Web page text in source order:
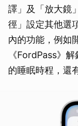
譯」及「放大鏡
徑」設定其他選
內的功能，例如
《FordPass》
的睡眠時程，還